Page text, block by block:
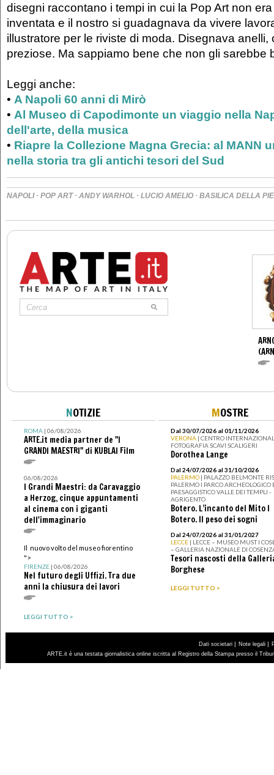
disegni raccontano i tempi in cui la Pop Art non
inventata e il nostro si guadagnava da vivere
illustratore per le riviste di moda. Disegnava anelli,
preziose. Ma sappiamo bene che non gli sarebbe
Leggi anche:
• A Napoli 60 anni di Mirò
• Al Museo di Capodimonte un viaggio nella
dell'arte, della musica
• Riapre la Collezione Magna Grecia: al MANN
nella storia tra gli antichi tesori del Sud
NAPOLI· POP ART· ANDY WARHOL · LUCIO AMELIO · BASILICA DELLA
NOTIZIE
ROMA| 06/08/2026
ARTE.it media partner de "I
GRANDI MAESTRI" di KUBLAI Film
06/08/2026
I Grandi Maestri: da Caravaggio
a Herzog, cinque appuntamenti
al cinema con i giganti
dell'immaginario
Il nuovo volto del museo fiorentino
">
FIRENZE| 06/08/2026
Nel futuro degli Uffizi. Tra due
anni la chiusura dei lavori
LEGGI TUTTO >
MOSTRE
Dal 30/07/2026 al 01/11/2026
VERONA | CENTRO
FOTOGRAFIA SCAVI SCALIGERI
Dorothea Lange
Dal 24/07/2026 al 31/10/2026
PALERMO | PALAZZO BELMONTE
PALERMO I PARCO ARCHEOLOGICO
PAESAGGISTICO VALLE DEI TEMPLI -
AGRIGENTO
Botero. L’incanto del Mito I
Botero. Il peso dei sogni
Dal 24/07/2026 al 31/01/2027
LECCE | LECCE – MUSEO MUST I
– GALLERIA NAZIONALE DI
Tesori nascosti della
Borghese
LEGGI TUTTO >
Dati societari | Note legali |
ARTE.it è una testata giornalistica online iscritta al Registro della Stampa presso il